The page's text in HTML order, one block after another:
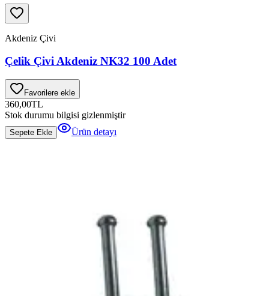
Akdeniz Çivi
Çelik Çivi Akdeniz NK32 100 Adet
Favorilere ekle
360,00TL
Stok durumu bilgisi gizlenmiştir
Sepete Ekle Ürün detayı